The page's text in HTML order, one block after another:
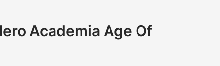
Academia Age Of